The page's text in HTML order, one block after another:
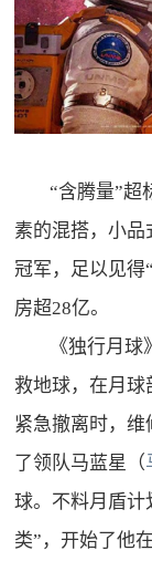
“含腾量”超
素的混搭，小
冠军，足以见得“
房超28亿。
《独行月
救地球，在月球
紧急撤离时，维
了领队马蓝星（
球。不料月盾
类” ，开始了他